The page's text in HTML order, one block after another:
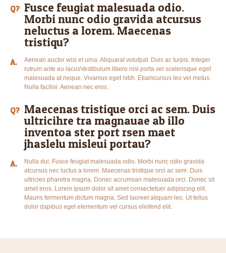
Q? Fusce feugiat malesuada odio.
Morbi nunc odio gravida atcursus
neluctus a lorem. Maecenas
tristiqu?
A.
Aenean auctor wisi et urna. Aliquarat volutpat. Duis ac turpis. Integer
rutrum ante eu lacusVestibulum libero nisl porta vel scelerisque eget
malesuada at neque. Vivamus eget nibh. Etiamcursus leo vel metus.
Nulla facilisi. Aenean nec eros.
Q? Maecenas tristique orci ac sem. Duis
ultricihre tra magnauae ab illo
inventoa ster port rsen maet
jhaslelu misleui portau?
A.
Nulla dui. Fusce feugiat malesuada odio. Morbi nunc odio gravida
atcursus nec luctus a lorem. Maecenas tristique orci ac sem. Duis
ultricies pharetra magna. Donec accumsan malesuada orci. Donec sit
amet eros. Lorem ipsum dolor sit amet consectetuer adipiscing elit.
Mauris fermentum dictum magna. Sed laoreet aliquam leo. Ut tellus
dolor dapibus eget elementum vel cursus eleifend elit.